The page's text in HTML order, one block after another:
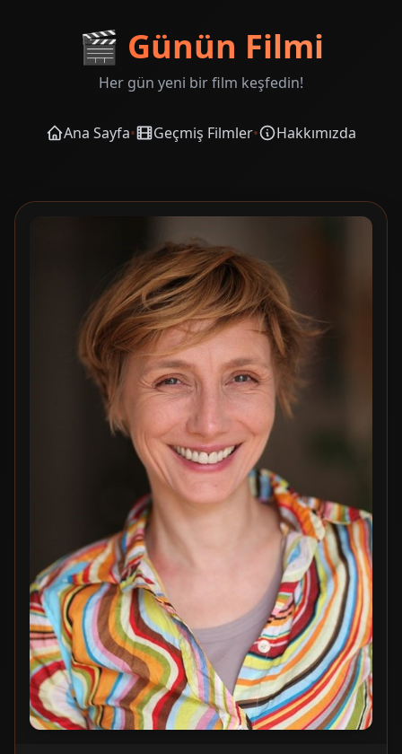
🎬 Günün Filmi
Her gün yeni bir film keşfedin!
Ana Sayfa• Geçmiş Filmler• Hakkımızda